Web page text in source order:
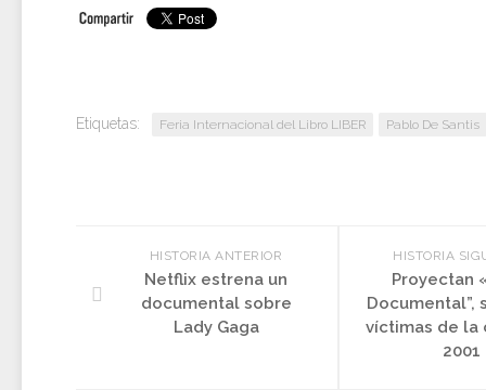
Etiquetas: Feria Internacional del Libro LIBER Pablo De Santis
HISTORIA
Proyectan
Documental”,
víctimas de la
2001
HISTORIA ANTERIOR
Netflix estrena un
documental sobre
Lady Gaga